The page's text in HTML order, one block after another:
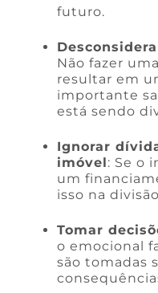
futuro.
Não fazer
resultar em
importante
está sendo
Ignorar
imóvel: Se o
um
isso na
Tomar
o emocional
são tomadas